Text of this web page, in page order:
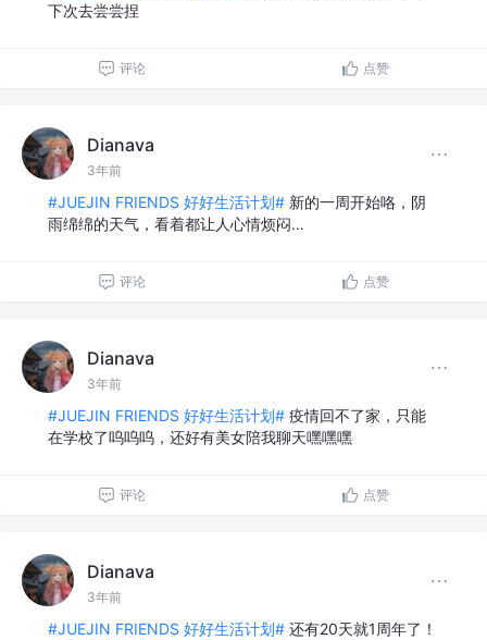
下次去尝尝捏
评论 点赞
Dianava
3年前
#JUEJIN FRIENDS 好好生活计划# 新的一周开始咯，阴
雨绵绵的天气，看着都让人心情烦闷…
评论 点赞
Dianava
3年前
#JUEJIN FRIENDS 好好生活计划# 疫情回不了家，只能
在学校了呜呜呜，还好有美女陪我聊天嘿嘿嘿
评论 点赞
Dianava
3年前
#JUEJIN FRIENDS 好好生活计划# 还有20天就1周年了！